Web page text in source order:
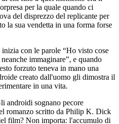
per la quale quando ci
del disprezzo del replicante per
la sua vendetta in una forma forse
con le parole “Ho visto cose
immaginare”, e quando
forzuto teneva in mano una
creato dall'uomo gli dimostra il
in una vita.
androidi sognano pecore
romanzo scritto da Philip K. Dick
film? Non importa: l'accumulo di